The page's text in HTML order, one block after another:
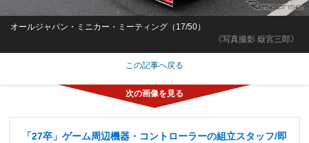
《写真撮影 嶽宮三郎》
オールジャパン・ミニカー・ミーティング（17/50）
この記事へ戻る
「27卒」ゲーム周辺機器・コントローラーの組立スタッフ/即